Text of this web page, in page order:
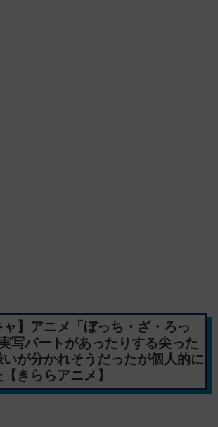
ャ】アニメ「ぼっち・ざ・ろっ
写パートがあったりする尖った
が分かれそうだったが個人的に
きららアニメ】